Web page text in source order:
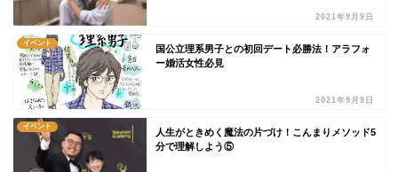
2021年9月9日
イベント
国公立理系男子との初回デート必勝法！アラフォ
ー婚活女性必見
2021年9月9日
イベント
人生がときめく魔法の片づけ！こんまりメソッド5
分で理解しよう⑤